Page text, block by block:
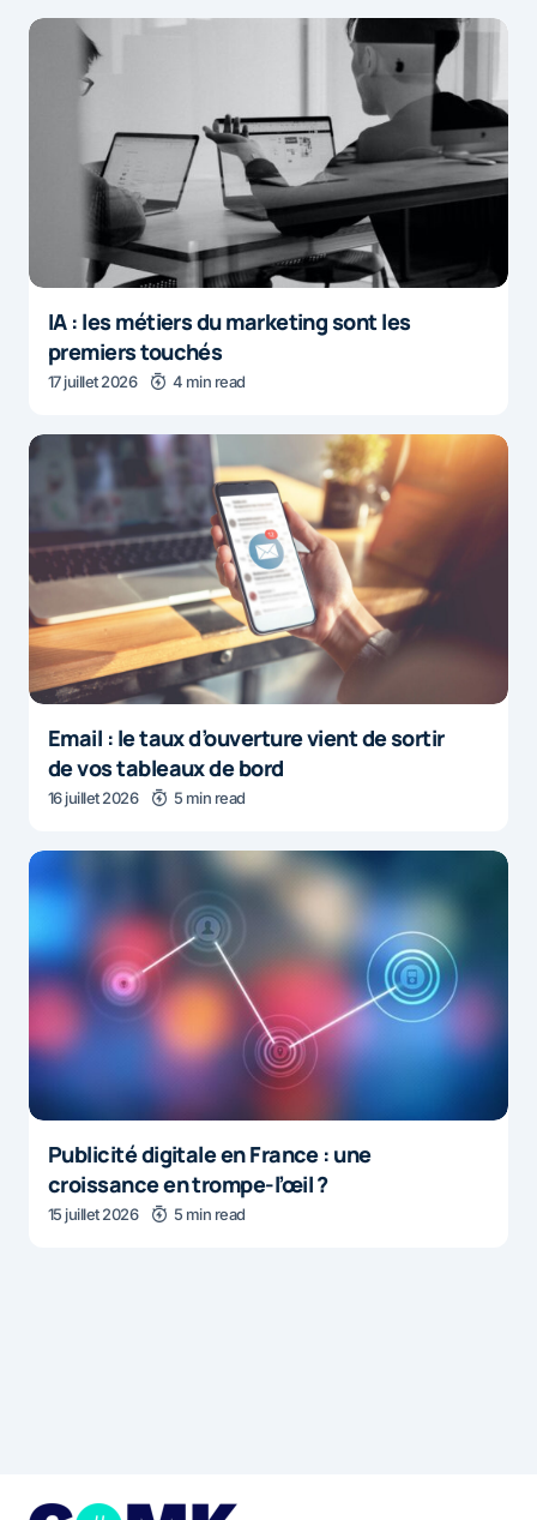
IA : les métiers du marketing sont les
premiers touchés
17 juillet 2026 4 min read
Email : le taux d’ouverture vient de sortir
de vos tableaux de bord
16 juillet 2026 5 min read
Publicité digitale en France : une
croissance en trompe-l’œil ?
15 juillet 2026 5 min read